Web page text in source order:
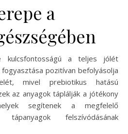
a
kulcsfontosságú a teljes jólét
pozitívan befolyásolja
mivel prebiotikus hatású
az anyagok táplálják a jótékony
segítenek a megfelelő
felszívódásának